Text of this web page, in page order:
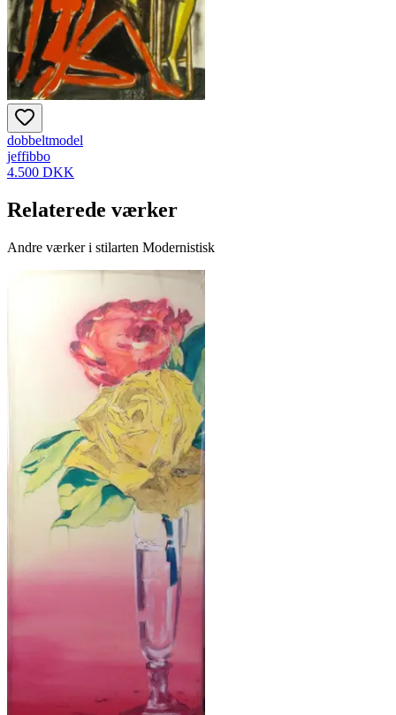
dobbeltmodel
jeffibbo
4.500 DKK
Relaterede værker
Andre værker i stilarten Modernistisk